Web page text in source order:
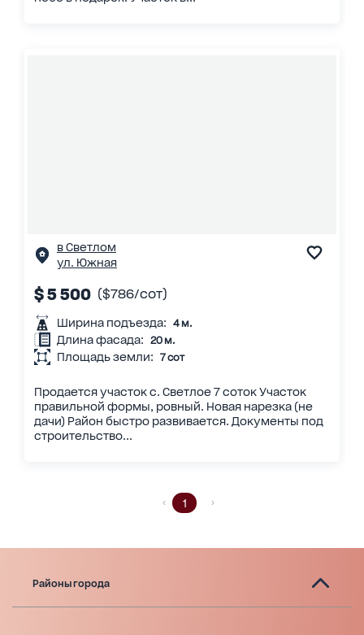
в Светлом
ул. Южная
$ 5 500 ($786/сот)
Ширина подъезда: 4 м.
Длина фасада: 20 м.
Площадь земли: 7 сот
Продается участок с. Светлое 7 соток Участок
правильной формы, ровный. Новая нарезка (не
дачи) Район быстро развивается. Документы под
строительство...
1
Районы города